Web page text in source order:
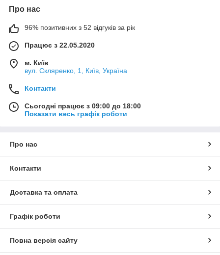
Про нас
96% позитивних з 52 відгуків за рік
Працює з 22.05.2020
м. Київ
вул. Скляренко, 1, Київ, Україна
Контакти
Сьогодні працює з 09:00 до 18:00
Показати весь графік роботи
Про нас
Контакти
Доставка та оплата
Графік роботи
Повна версія сайту